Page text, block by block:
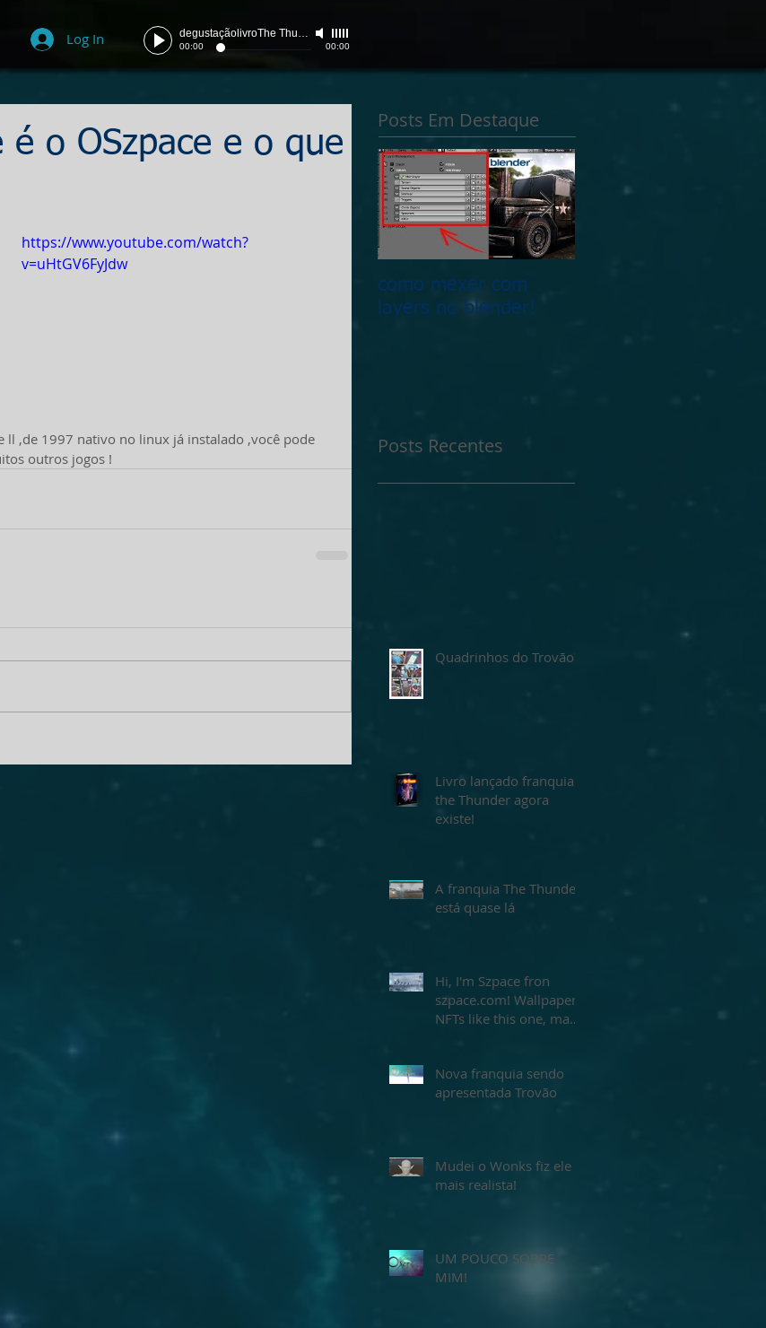
Log In degustaçãolivroThe Thunder -
00:00 00:00
é o OSzpace e o que
https://www.youtube.com/watch?
v=uHtGV6FyJdw
ll ,de 1997 nativo no linux já instalado ,você pode
outros jogos !
Posts Em Destaque
como mexer com
layers no blender!
Posts Recentes
Quadrinhos do Trovão?
Livro lançado franquia
the Thunder agora
existe!
A franquia The Thunder
está quase lá
Hi, I'm Szpace fron
szpace.com! Wallpaper
NFTs like this one, made
Nova franquia sendo
apresentada Trovão
Mudei o Wonks fiz ele
mais realista!
UM POUCO SOBRE
MIM!